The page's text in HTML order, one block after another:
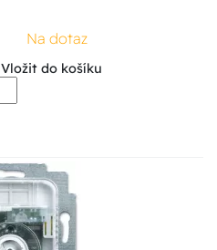
Na dotaz
Vložit do košíku